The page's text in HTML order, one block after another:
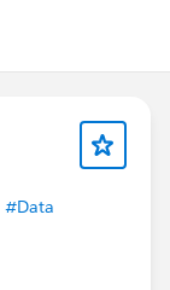
#Data